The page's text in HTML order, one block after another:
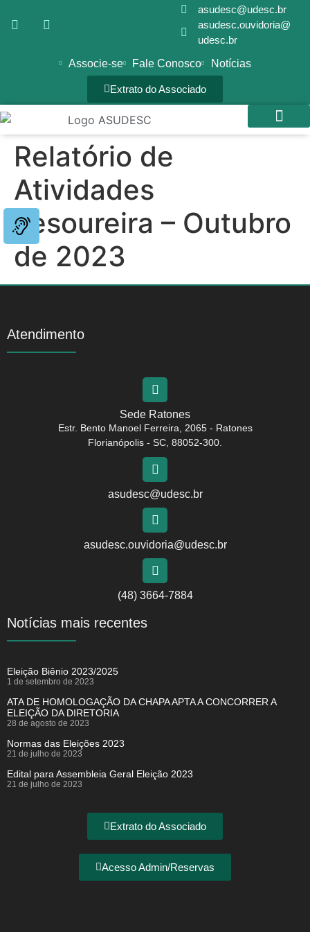
asudesc@udesc.br
asudesc.ouvidoria@
udesc.br
Associe-se
Fale Conosco Notícias
Extrato do Associado
Relatório de
Atividades
Tesoureira – Outubro
de 2023
Atendimento
Sede Ratones
Estr. Bento Manoel Ferreira, 2065 - Ratones
Florianópolis - SC, 88052-300.
asudesc@udesc.br
asudesc.ouvidoria@udesc.br
(48) 3664-7884
Notícias mais recentes
Eleição Biênio 2023/2025
1 de setembro de 2023
ATA DE HOMOLOGAÇÃO DA CHAPA APTA A CONCORRER A
ELEIÇÃO DA DIRETORIA
28 de agosto de 2023
Normas das Eleições 2023
21 de julho de 2023
Edital para Assembleia Geral Eleição 2023
21 de julho de 2023
Extrato do Associado
Acesso Admin/Reservas